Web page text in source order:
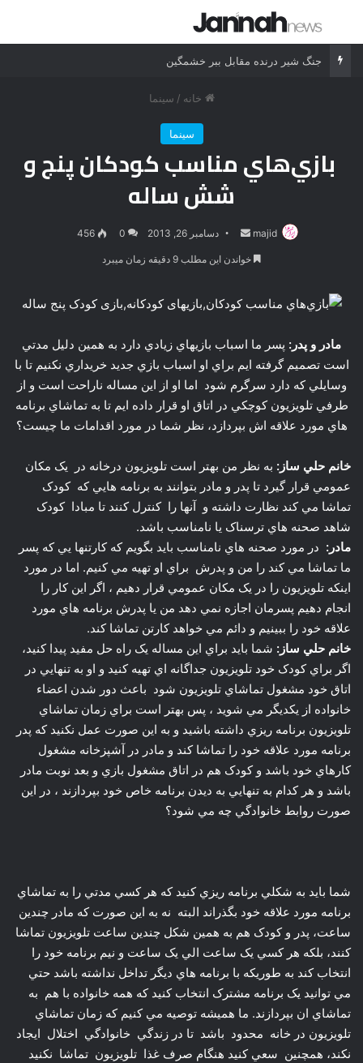
جستجو برای
جنگ شیر درنده مقابل ببر خشمگین
خانه / سینما
سینما
بازي‌هاي مناسب کودکان پنج و
شش ساله
majid
ارسال
ایمیل
دسامبر 26, 2013 0
456
خواندن این مطلب 9 دقیقه زمان میبرد
مادر و پدر: پسر ما اسباب بازيهاي زيادي دارد به همين دليل مدتي
است تصميم گرفته ايم براي او اسباب بازي جديد خريداري نکنيم تا با
وسايلي که دارد سرگرم شود اما او از اين مساله ناراحت است و از
طرفي تلويزيون کوچکي در اتاق او قرار داده ايم تا به تماشاي برنامه
هاي مورد علاقه اش بپردازد، نظر شما در مورد اقدامات ما چيست؟
خانم حلي ساز: به نظر من بهتر است تلويزيون درخانه در يک مکان
عمومي قرار گيرد تا پدر و مادر بتوانند به برنامه هايي که کودک
تماشا مي کند نظارت داشته و آنها را کنترل کنند تا مبادا کودک
شاهد صحنه هاي ترسناک يا نامناسب باشد.
مادر: در مورد صحنه هاي نامناسب بايد بگويم که کارتنها يي که پسر
ما تماشا مي کند را من و پدرش براي او تهيه مي کنيم. اما در مورد
اينکه تلويزيون را در يک مکان عمومي قرار دهيم ، اگر اين کار را
انجام دهيم پسرمان اجازه نمي دهد من يا پدرش برنامه هاي مورد
علاقه خود را ببينيم و دائم مي خواهد کارتن تماشا کند.
خانم حلي ساز: شما بايد براي اين مساله يک راه حل مفيد پيدا کنيد،
اگر براي کودک خود تلويزيون جداگانه اي تهيه کنيد و او به تنهايي در
اتاق خود مشغول تماشاي تلويزيون شود باعث دور شدن اعضاء
خانواده از يکديگر مي شويد ، پس بهتر است براي زمان تماشاي
تلويزيون برنامه ريزي داشته باشيد و به اين صورت عمل نکنيد که پدر
برنامه مورد علاقه خود را تماشا کند و مادر در آشپزخانه مشغول
کارهاي خود باشد و کودک هم در اتاق مشغول بازي و بعد نوبت مادر
باشد و هر کدام به تنهايي به ديدن برنامه خاص خود بپردازند ، در اين
صورت روابط خانوادگي چه مي شود؟
شما بايد به شکلي برنامه ريزي کنيد که هر کسي مدتي را به تماشاي
برنامه مورد علاقه خود بگذراند البته نه به اين صورت که مادر چندين
ساعت، پدر و کودک هم به همين شکل چندين ساعت تلويزيون تماشا
کنند، بلکه هر کسي يک ساعت الي يک ساعت و نيم برنامه خود را
انتخاب کند به طوريکه با برنامه هاي ديگر تداخل نداشته باشد حتي
مي توانيد يک برنامه مشترک انتخاب کنيد که همه خانواده با هم به
تماشاي ان بپردازند. ما هميشه توصيه مي کنيم که زمان تماشاي
تلويزيون در خانه محدود باشد تا در زندگي خانوادگي اختلال ايجاد
نکند، همچنين سعي کنيد هنگام صرف غذا تلويزيون تماشا نکنيد